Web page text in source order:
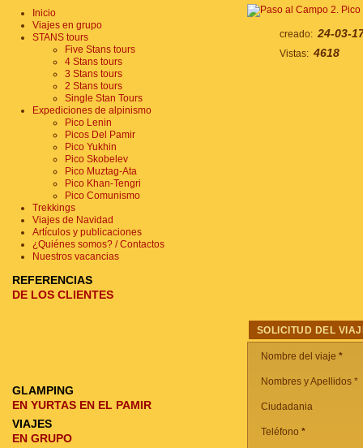
creado: 24-03-
Vistas: 4618
SOLICITUD DEL
Nombre del viaje *
Nombres y Apellidos *
Ciudadania
Teléfono *
Inicio
Viajes en grupo
STANS tours
Five Stans tours
4 Stans tours
3 Stans tours
2 Stans tours
Single Stan Tours
Expediciones de alpinismo
Pico Lenin
Picos Del Pamir
Pico Yukhin
Pico Skobelev
Pico Muztag-Ata
Pico Khan-Tengri
Pico Comunismo
Trekkings
Viajes de Navidad
Artículos y publicaciones
¿Quiénes somos? / Contactos
Nuestros vacancias
REFERENCIAS
DE LOS CLIENTES
GLAMPING
EN YURTAS EN EL PAMIR
VIAJES
EN GRUPO